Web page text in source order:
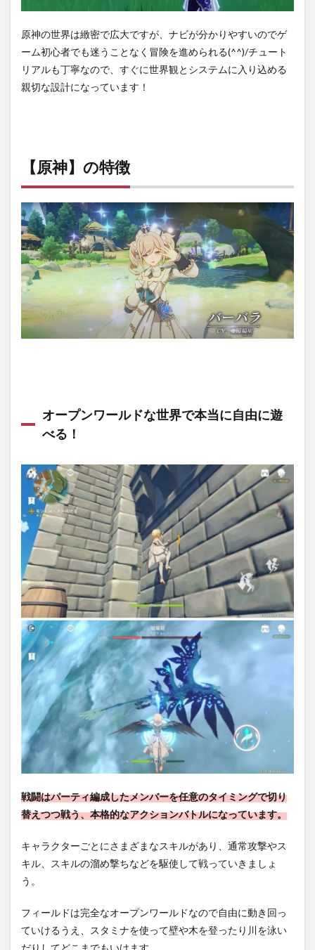
コミ
6
【原
の評
原神の世界は緻密で広大ですが、ナビが分かりやすいのでゲ
ーム初心者でも迷うことなく冒険を進められる(^^)/チュート
リアルも丁寧なので、すぐに世界観とシステムに入り込める
親切な設計になっています！
【原神】の特徴
オープンワールドな世界で本当に自由に遊
べる！
戦闘はパーティ編成したメンバーを任意のタイミングで切り
替えつつ戦う、本格的なアクションバトルになっています。
キャラクターごとにさまざまなスキルがあり、通常攻撃やス
キル、スキルの溜め撃ちなどを駆使して戦っていきましょ
う。
フィールドは完全なオープンワールドなので自由に動き回っ
ていけるうえ、スタミナを使って壁や木を登ったり川を泳い